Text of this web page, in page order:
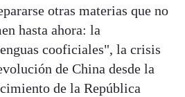
otras materias que no
hasta ahora: la
cooficiales", la crisis
de China desde la
de la República